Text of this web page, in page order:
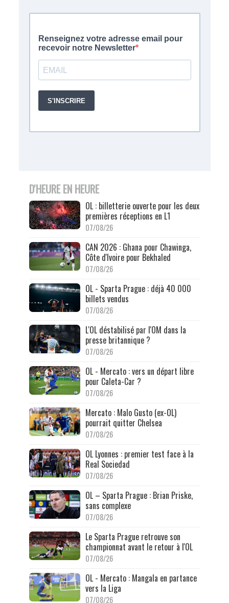
D'HEURE EN HEURE
OL : billetterie ouverte pour les deux
premières réceptions en L1
07/08/26
CAN 2026 : Ghana pour Chawinga,
Côte d'Ivoire pour Bekhaled
07/08/26
OL - Sparta Prague : déjà 40 000
billets vendus
07/08/26
L'OL déstabilisé par l'OM dans la
presse britannique ?
07/08/26
OL - Mercato : vers un départ libre
pour Caleta-Car ?
07/08/26
Mercato : Malo Gusto (ex-OL)
pourrait quitter Chelsea
07/08/26
OL Lyonnes : premier test face à la
Real Sociedad
07/08/26
OL – Sparta Prague : Brian Priske,
sans complexe
07/08/26
Le Sparta Prague retrouve son
championnat avant le retour à l'OL
07/08/26
OL - Mercato : Mangala en partance
vers la Liga
07/08/26